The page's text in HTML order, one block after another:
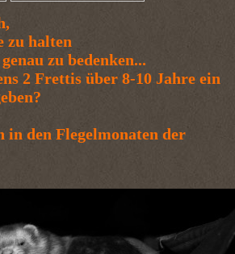
zu halten
zu bedenken...
2 Frettis über 8-10 Jahre ein
in den Flegelmonaten der